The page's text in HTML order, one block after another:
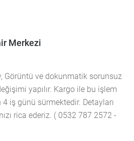
Merkezi
Görüntü ve dokunmatik sorunsuz
yapılır. Kargo ile bu işlem
iş günü sürmektedir. Detayları
rica ederiz. ( 0532 787 2572 -